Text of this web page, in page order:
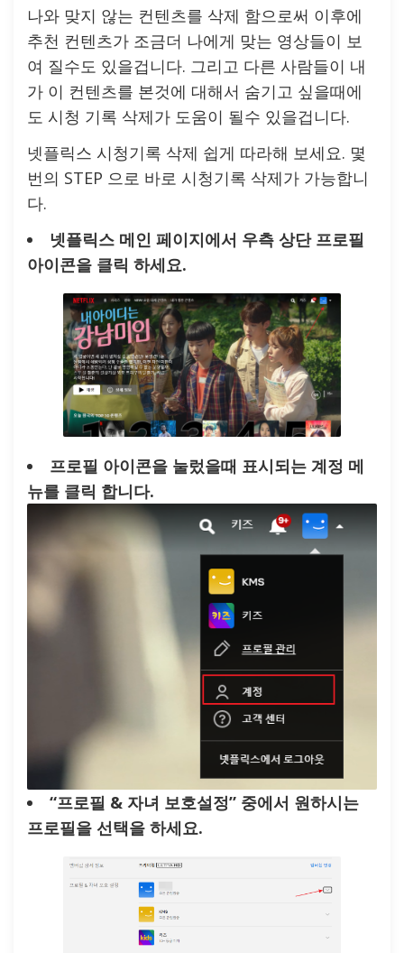
나와 맞지 않는 컨텐츠를 삭제 함으로써 이후에
추천 컨텐츠가 조금더 나에게 맞는 영상들이 보
여 질수도 있을겁니다. 그리고 다른 사람들이 내
가 이 컨텐츠를 본것에 대해서 숨기고 싶을때에
도 시청 기록 삭제가 도움이 될수 있을겁니다.
넷플릭스 시청기록 삭제 쉽게 따라해 보세요. 몇
번의 STEP 으로 바로 시청기록 삭제가 가능합니
다.
넷플릭스 메인 페이지에서 우측 상단 프로필
아이콘을 클릭 하세요.
프로필 아이콘을 눌렀을때 표시되는 계정 메
뉴를 클릭 합니다.
“프로필 & 자녀 보호설정” 중에서 원하시는
프로필을 선택을 하세요.